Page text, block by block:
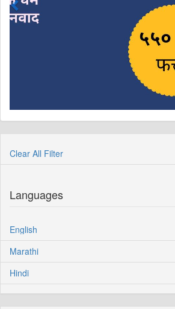
Clear All Filter
Languages
English
Marathi
Hindi